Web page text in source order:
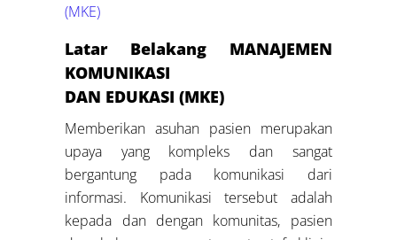
(MKE)
Latar Belakang MANAJEMEN
KOMUNIKASI
DAN EDUKASI (MKE)
Memberikan asuhan pasien merupakan
upaya yang kompleks dan sangat
bergantung pada komunikasi dari
informasi. Komunikasi tersebut adalah
kepada dan dengan komunitas, pasien